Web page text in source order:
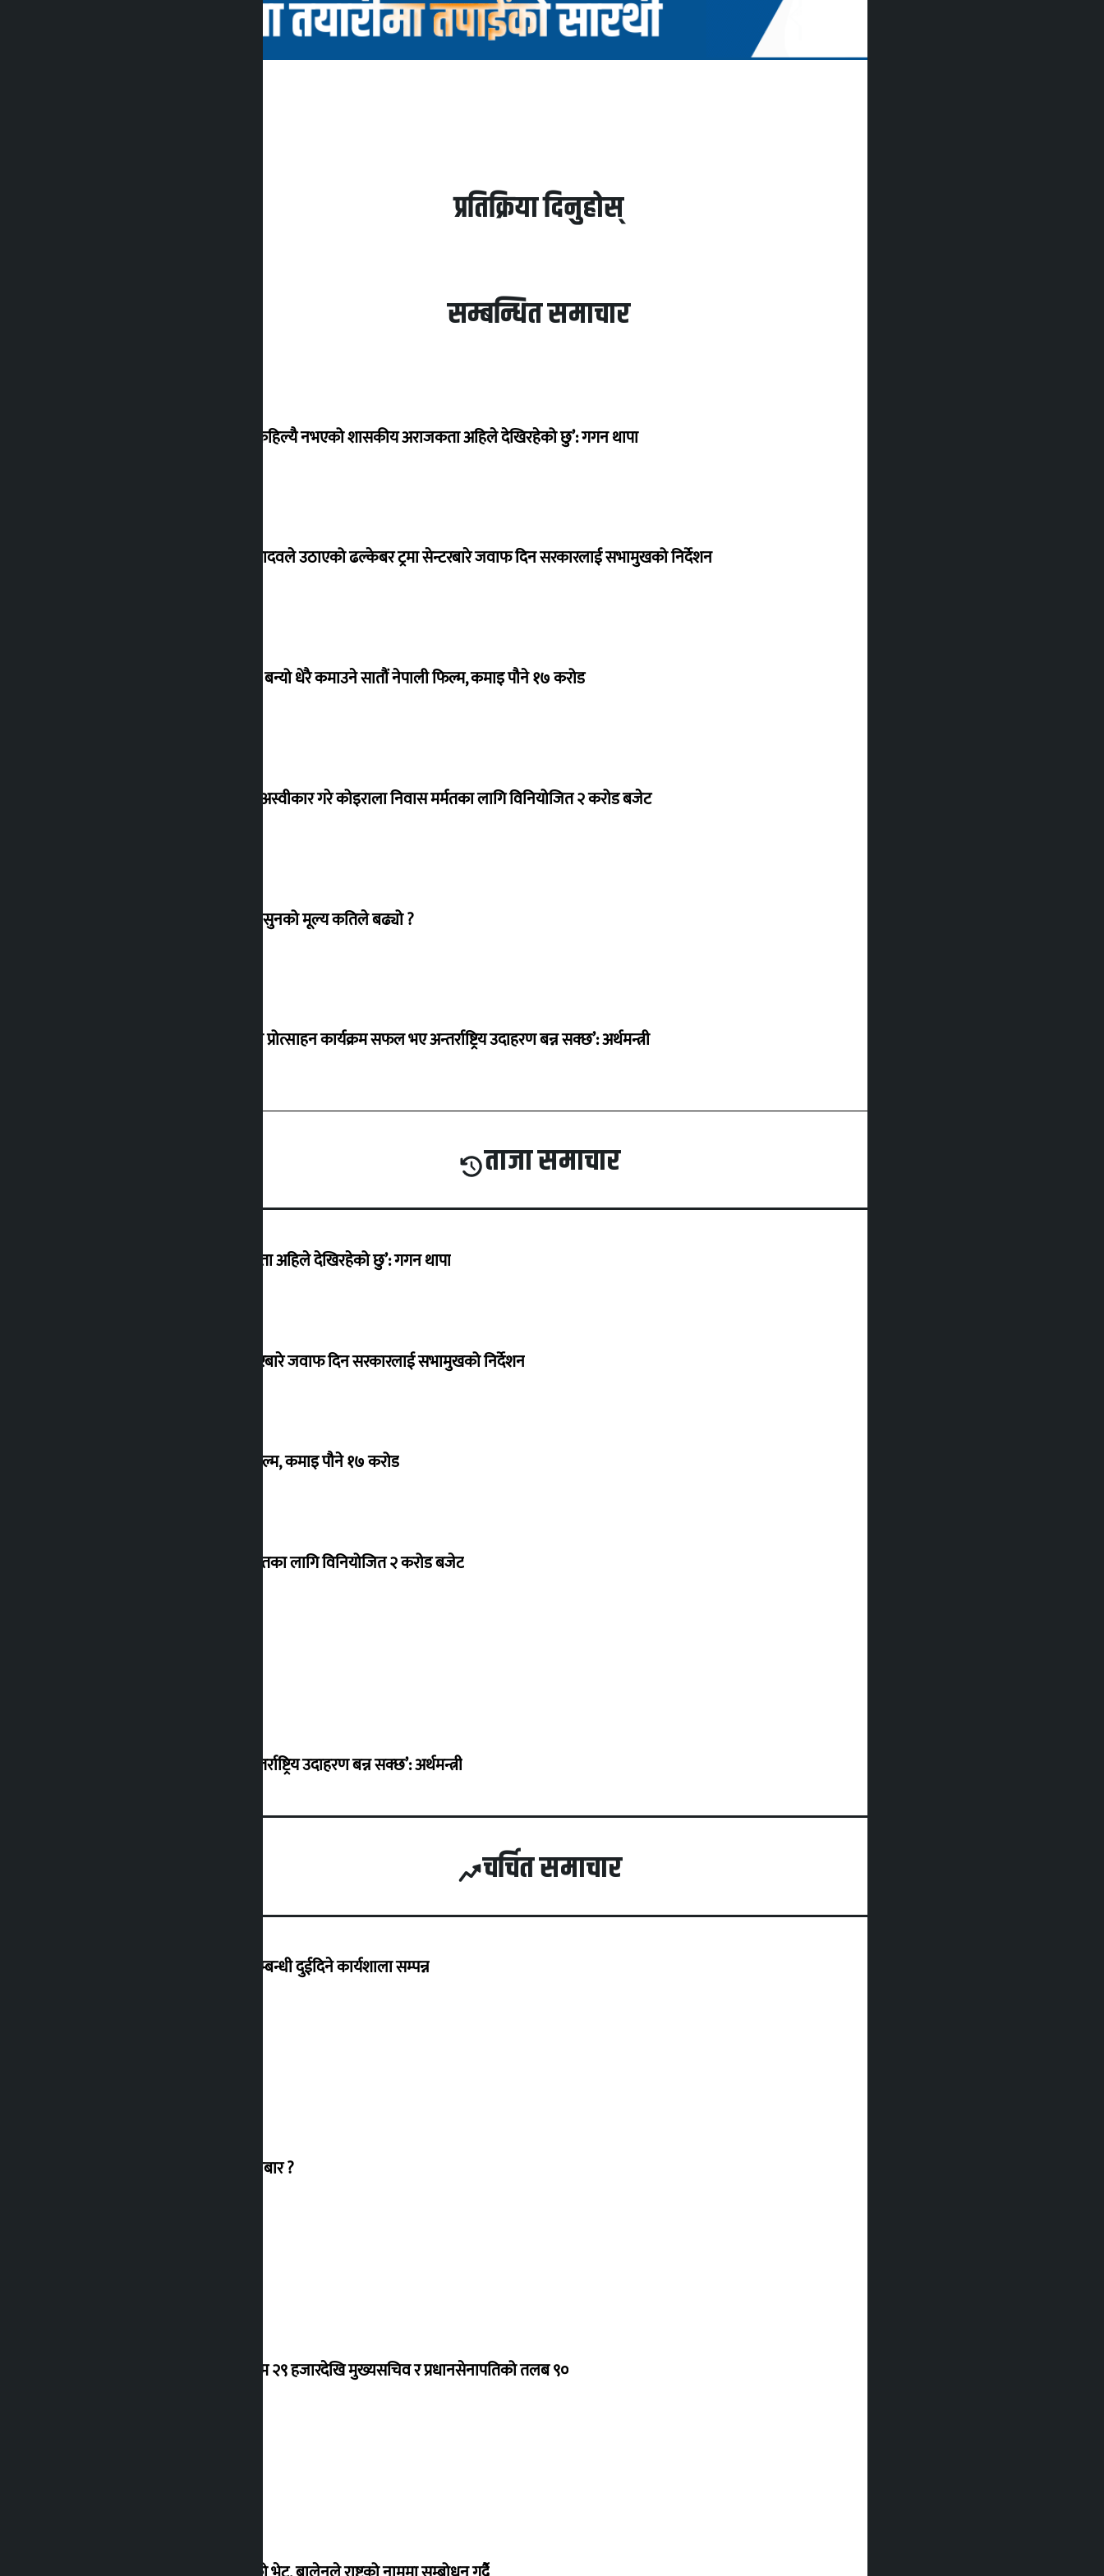
प्रतिक्रिया दिनुहोस्
सम्बन्धित समाचार
‘देशमा कहिल्यै नभएको शासकीय अराजकता अहिले देखिरहेको छु’: गगन थापा
सांसद यादवले उठाएको ढल्केबर ट्रमा सेन्टरबारे जवाफ दिन सरकारलाई सभामुखको निर्देशन
‘गौंथली’ बन्यो धेरै कमाउने सातौं नेपाली फिल्म, कमाइ पौने १७ करोड
शेखरले अस्वीकार गरे कोइराला निवास मर्मतका लागि विनियोजित २ करोड बजेट
शुक्रबार सुनको मूल्य कतिले बढ्यो ?
‘करदाता प्रोत्साहन कार्यक्रम सफल भए अन्तर्राष्ट्रिय उदाहरण बन्न सक्छ’: अर्थमन्त्री
ताजा समाचार
‘देशमा कहिल्यै नभएको शासकीय अराजकता अहिले देखिरहेको छु’: गगन थापा
सांसद यादवले उठाएको ढल्केबर ट्रमा सेन्टरबारे जवाफ दिन सरकारलाई सभामुखको निर्देशन
‘गौंथली’ बन्यो धेरै कमाउने सातौं नेपाली फिल्म, कमाइ पौने १७ करोड
शेखरले अस्वीकार गरे कोइराला निवास मर्मतका लागि विनियोजित २ करोड बजेट
‘करदाता प्रोत्साहन कार्यक्रम सफल भए अन्तर्राष्ट्रिय उदाहरण बन्न सक्छ’: अर्थमन्त्री
चर्चित समाचार
हिलसाइड कलेजमा .NET र Umbraco सम्बन्धी दुईदिने कार्यशाला सम्पन्न
सुनचाँदीको मूल्य बढ्यो, कतिमा हुँदैछ कारोबार ?
कर्मचारीको नयाँ तलबमान स्वीकृत : न्यूनतम २९ हजारदेखि मुख्यसचिव र प्रधानसेनापतिको तलब ९०